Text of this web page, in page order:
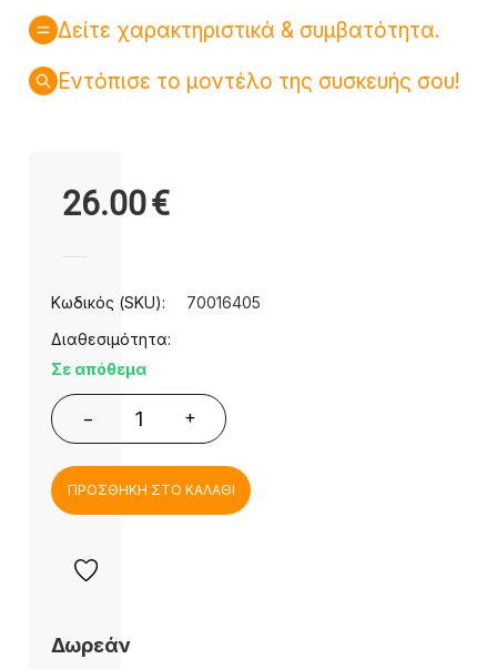
Δείτε χαρακτηριστικά & συμβατότητα.
Εντόπισε το μοντέλο της συσκευής σου!
26.00€
Κωδικός (SKU):
70016405
Διαθεσιμότητα:
Σε απόθεμα
− +
ΠΡΟΣΘΗΚΗ ΣΤΟ ΚΑΛΑΘΙ
Δωρεάν